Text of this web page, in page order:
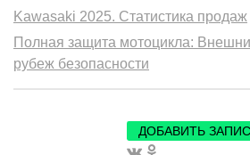
Kawasaki 2025. Статистика продаж
Полная защита мотоцикла:
рубеж безопасности
ДОБАВИТЬ